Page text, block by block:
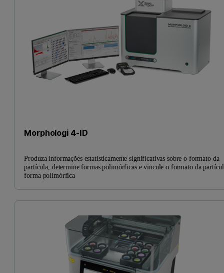
Morphologi 4-ID
Produza informações estatisticamente significativas sobre o formato da
partícula, determine formas polimórficas e vincule o formato da
forma polimórfica